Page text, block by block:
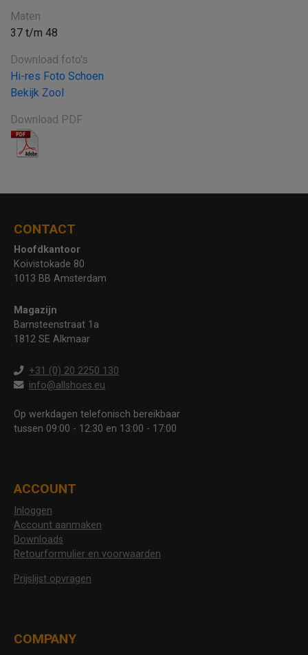
Maten
37 t/m 48
Download foto's
Hi-res Foto Schoen
Bekijk Zool
Download PDF
CONTACT
Hoofdkantoor
Koivistokade 80
1013 BB Amsterdam
Magazijn
Barnsteenstraat 1a
1812 SE Alkmaar
+31 (0) 20 2250 130
info@allshoes.eu
Op werkdagen telefonisch bereikbaar
tussen 09:00 - 12:30 en 13:00 - 17:00
ACCOUNT
Inloggen
Account aanmaken
Downloads
Retourformulier en voorwaarden
Prijslijst opvragen
COMPANY